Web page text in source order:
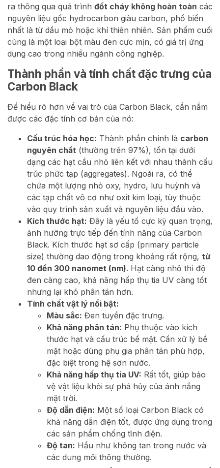
ra thông qua quá trình đốt cháy không hoàn toàn các
nguyên liệu gốc hydrocarbon giàu carbon, phổ biến
nhất là từ dầu mỏ hoặc khí thiên nhiên. Sản phẩm cuối
cùng là một loại bột màu đen cực mịn, có giá trị ứng
dụng cao trong nhiều ngành công nghiệp.
Thành phần và tính chất đặc trưng của
Carbon Black
Để hiểu rõ hơn về vai trò của Carbon Black, cần nắm
được các đặc tính cơ bản của nó:
Cấu trúc hóa học: Thành phần chính là carbon
nguyên chất (thường trên 97%), tồn tại dưới
dạng các hạt cầu nhỏ liên kết với nhau thành cấu
trúc phức tạp (aggregates). Ngoài ra, có thể
chứa một lượng nhỏ oxy, hydro, lưu huỳnh và
các tạp chất vô cơ như oxit kim loại, tùy thuộc
vào quy trình sản xuất và nguyên liệu đầu vào.
Kích thước hạt: Đây là yếu tố cực kỳ quan trọng,
ảnh hưởng trực tiếp đến tính năng của Carbon
Black. Kích thước hạt sơ cấp (primary particle
size) thường dao động trong khoảng rất rộng, từ
10 đến 300 nanomet (nm). Hạt càng nhỏ thì độ
đen càng cao, khả năng hấp thụ tia UV càng tốt
nhưng lại khó phân tán hơn.
Tính chất vật lý nổi bật:
Màu sắc: Đen tuyền đặc trưng.
Khả năng phân tán: Phụ thuộc vào kích
thước hạt và cấu trúc bề mặt. Cần xử lý bề
mặt hoặc dùng phụ gia phân tán phù hợp,
đặc biệt trong hệ sơn nước.
Khả năng hấp thụ tia UV: Rất tốt, giúp bảo
vệ vật liệu khỏi sự phá hủy của ánh nắng
mặt trời.
Độ dẫn điện: Một số loại Carbon Black có
khả năng dẫn điện tốt, được ứng dụng trong
các sản phẩm chống tĩnh điện.
Độ tan: Hầu như không tan trong nước và
các dung môi thông thường.